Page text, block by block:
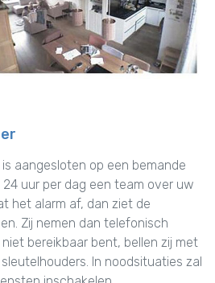
aangesloten op een bemande
uur per dag een team over uw
het alarm af, dan ziet de
Zij nemen dan telefonisch
bereikbaar bent, bellen zij met
In noodsituaties zal